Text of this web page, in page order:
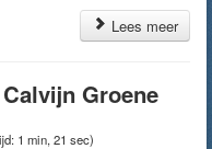
Lees meer
Groene
1 min, 21 sec)